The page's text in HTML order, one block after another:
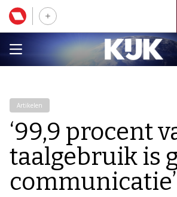
Artikelen
‘99,9 procent
taalgebruik is
communicatie’